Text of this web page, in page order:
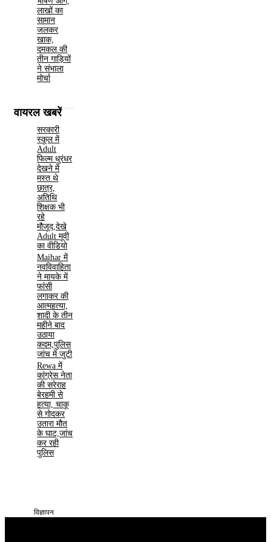
लाखों का
सामान
जलकर
खाक,
दमकल की
तीन गाड़ियों
ने संभाला
मोर्चा
वायरल खबरें
सरकारी
स्कूल में
Adult
फिल्म धुरंधर
देखने में
मस्त थे
छात्र,
अतिथि
शिक्षक भी
रहे
मौजूद,देखे
Adult मूवी
का वीडियो
Maihar में
नवविवाहिता
ने मायके में
फांसी
लगाकर की
आत्महत्या,
शादी के तीन
महीने बाद
उठाया
कदम,पुलिस
जांच में जुटी
Rewa में
कांग्रेस नेता
की सरेराह
बेरहमी से
हत्या, चाकू
से गोदकर
उतारा मौत
के घाट,जांच
कर रही
पुलिस
विज्ञापन